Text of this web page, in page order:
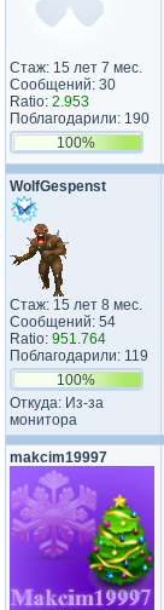
Стаж: 15 лет 7 мес.
Сообщений: 30
Ratio: 2.953
Поблагодарили: 190
100%
WolfGespenst
Стаж: 15 лет 8 мес.
Сообщений: 54
Ratio: 951.764
Поблагодарили: 119
100%
Откуда: Из-за
монитора
makcim19997